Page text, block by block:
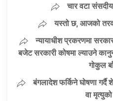
चार वटा
यस्तो छ, आजको
न्यायाधीश प्रकरणमा
बजेट सरकारी कोषमा ल्याउने
गोकुल
बंगलादेश फर्किने घोषणा गर्दै
वा